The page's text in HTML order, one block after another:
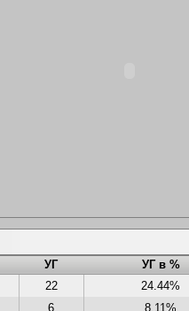
УГ УГ в %
22 24.44%
6 8.11%